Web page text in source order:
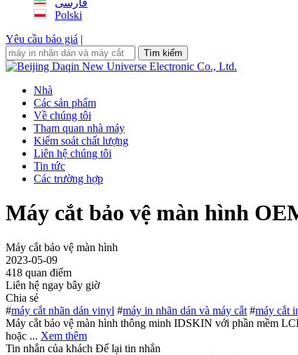
فارسی
Polski
Yêu cầu báo giá |
Tìm kiếm
Nhà
Các sản phẩm
Về chúng tôi
Tham quan nhà máy
Kiểm soát chất lượng
Liên hệ chúng tôi
Tin tức
Các trường hợp
Máy cắt bảo vệ màn hình
Máy cắt bảo vệ màn hình
2023-05-09
418 quan điểm
Liên hệ ngay bây giờ
Chia sẻ
#máy cắt nhãn dán vinyl #máy in nhãn dán và máy cắt #máy cắt
Máy cắt bảo vệ màn hình thông minh IDSKIN với phần mềm
hoặc ... Xem thêm
Tin nhắn của khách Để lại tin nhắn